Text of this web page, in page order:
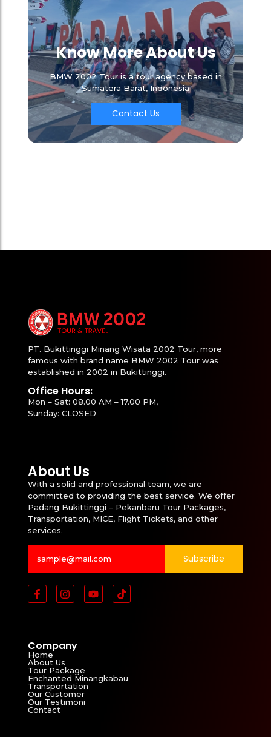
Know More About Us
BMW 2002 Tour is a tour agency based in
Sumatera Barat, Indonesia
Contact Us
PT. Bukittinggi Minang Wisata 2002 Tour, more
famous with brand name BMW 2002 Tour was
established in 2002 in Bukittinggi.
Office Hours:
Mon – Sat: 08.00 AM – 17.00 PM,
Sunday: CLOSED
About Us
With a solid and professional team, we are
committed to providing the best service. We offer
Padang Bukittinggi – Pekanbaru Tour Packages,
Transportation, MICE, Flight Tickets, and other
services.
Subscribe
Company
Home
About Us
Tour Package
Enchanted Minangkabau
Transportation
Our Customer
Our Testimoni
Contact